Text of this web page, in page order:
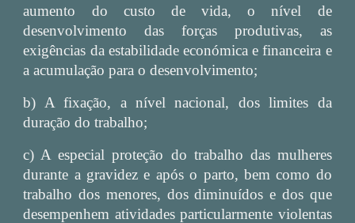
aumento do custo de vida, o nível de
desenvolvimento das forças produtivas, as
exigências da estabilidade económica e financeira e
a acumulação para o desenvolvimento;
b) A fixação, a nível nacional, dos limites da
duração do trabalho;
c) A especial proteção do trabalho das mulheres
durante a gravidez e após o parto, bem como do
trabalho dos menores, dos diminuídos e dos que
desempenhem atividades particularmente violentas